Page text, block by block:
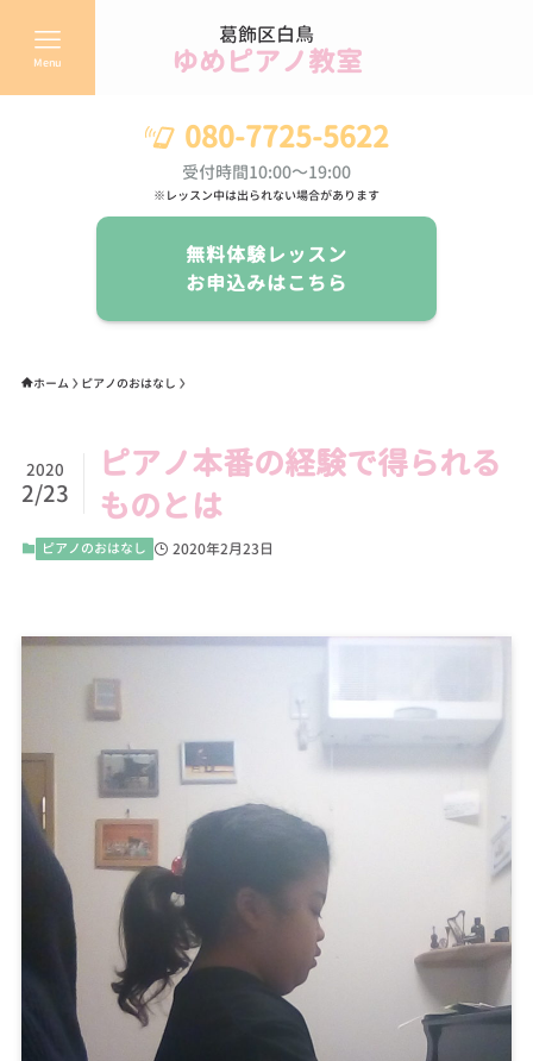
葛飾区白鳥
ゆめピアノ教室
Menu
080-7725-5622
受付時間10:00～19:00
※レッスン中は出られない場合があります
無料体験レッスン
お申込みはこちら
ホーム ピアノのおはなし
ピアノ本番の経験で得られる
ものとは
2020
2/23
ピアノのおはなし 2020年2月23日